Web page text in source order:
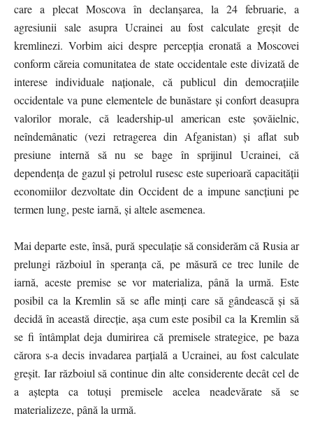
care a plecat Moscova în declanșarea, la 24 februarie, a
agresiunii sale asupra Ucrainei au fost calculate greșit de
kremlinezi. Vorbim aici despre percepția eronată a Moscovei
conform căreia comunitatea de state occidentale este divizată de
interese individuale naționale, că publicul din democrațiile
occidentale va pune elementele de bunăstare și confort deasupra
valorilor morale, că leadership-ul american este șovăielnic,
neîndemânatic (vezi retragerea din Afganistan) și aflat sub
presiune internă să nu se bage în sprijinul Ucrainei, că
dependența de gazul și petrolul rusesc este superioară capacității
economiilor dezvoltate din Occident de a impune sancțiuni pe
termen lung, peste iarnă, și altele asemenea.
Mai departe este, însă, pură speculație să considerăm că Rusia ar
prelungi războiul în speranța că, pe măsură ce trec lunile de
iarnă, aceste premise se vor materializa, până la urmă. Este
posibil ca la Kremlin să se afle minți care să gândească și să
decidă în această direcție, așa cum este posibil ca la Kremlin să
se fi întâmplat deja dumirirea că premisele strategice, pe baza
cărora s-a decis invadarea parțială a Ucrainei, au fost calculate
greșit. Iar războiul să continue din alte considerente decât cel de
a aștepta ca totuși premisele acelea neadevărate să se
materializeze, până la urmă.